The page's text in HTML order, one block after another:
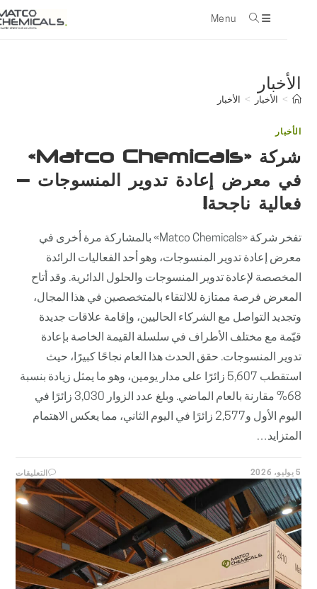
Menu
الأخبار
> الأخبار > الأخبار
الأخبار
شركة «Matco Chemicals»
في معرض إعادة تدوير المنسوجات –
فعالية ناجحة!
تفخر شركة «Matco Chemicals» بالمشاركة مرة أخرى في
معرض إعادة تدوير المنسوجات، وهو أحد الفعاليات الرائدة
المخصصة لإعادة تدوير المنسوجات والحلول الدائرية. وقد أتاح
المعرض فرصة ممتازة للالتقاء بالمتخصصين في هذا المجال،
وتجديد التواصل مع الشركاء الحاليين، وإقامة علاقات جديدة
قيّمة مع مختلف الأطراف في سلسلة القيمة الخاصة بإعادة
تدوير المنسوجات. حقق الحدث هذا العام نجاحًا كبيرًا، حيث
استقطب 5,607 زائرًا على مدار يومين، وهو ما يمثل زيادة بنسبة
68% مقارنة بالعام الماضي. وبلغ عدد الزوار 3,030 زائرًا في
اليوم الأول و2,577 زائرًا في اليوم الثاني، مما يعكس الاهتمام
المتزايد…
التعليقاتعلى
شركة
في
إعادة
تدوير
–
فعالية
ناجحة!
مغلقة